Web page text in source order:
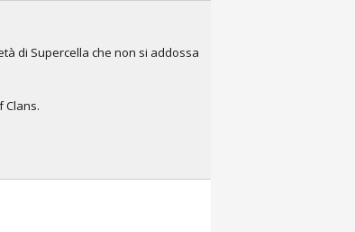
di Supercella che non si addossa
Clans.